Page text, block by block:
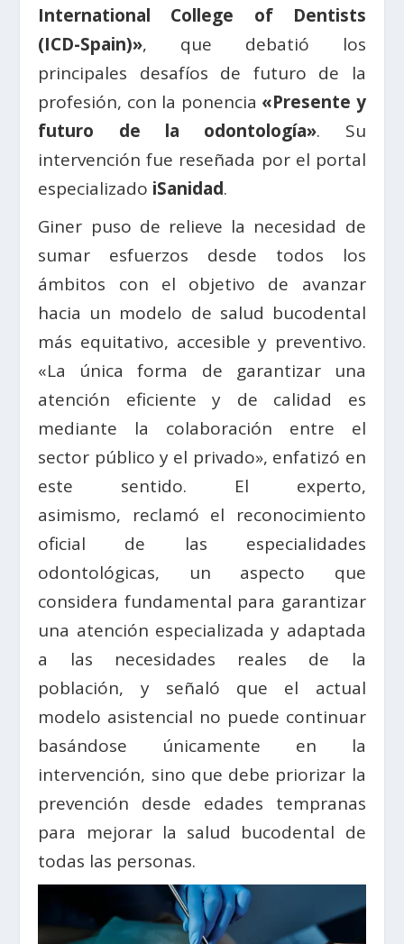
International College of Dentists
(ICD-Spain)», que debatió los
principales desafíos de futuro de la
profesión, con la ponencia «Presente y
futuro de la odontología». Su
intervención fue reseñada por el portal
especializado iSanidad.
Giner puso de relieve la necesidad de
sumar esfuerzos desde todos los
ámbitos con el objetivo de avanzar
hacia un modelo de salud bucodental
más equitativo, accesible y preventivo.
«La única forma de garantizar una
atención eficiente y de calidad es
mediante la colaboración entre el
sector público y el privado», enfatizó en
este sentido. El experto,
asimismo, reclamó el reconocimiento
oficial de las especialidades
odontológicas, un aspecto que
considera fundamental para garantizar
una atención especializada y adaptada
a las necesidades reales de la
población, y señaló que el actual
modelo asistencial no puede continuar
basándose únicamente en la
intervención, sino que debe priorizar la
prevención desde edades tempranas
para mejorar la salud bucodental de
todas las personas.